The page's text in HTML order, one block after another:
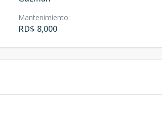
Mantenimiento:
RD$ 8,000